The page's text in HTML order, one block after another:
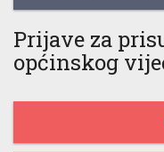
Prijave za
općinskog